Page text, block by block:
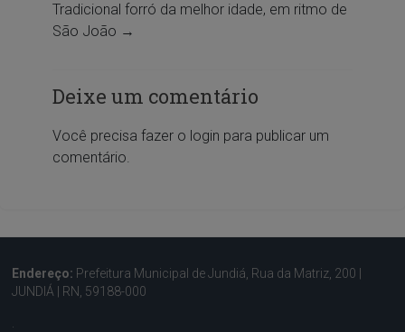
Tradicional forró da melhor idade, em ritmo de
São João →
Deixe um comentário
Você precisa fazer o login para publicar um
comentário.
Endereço: Prefeitura Municipal de Jundiá, Rua da Matriz, 200 |
JUNDIÁ | RN, 59188-000
.